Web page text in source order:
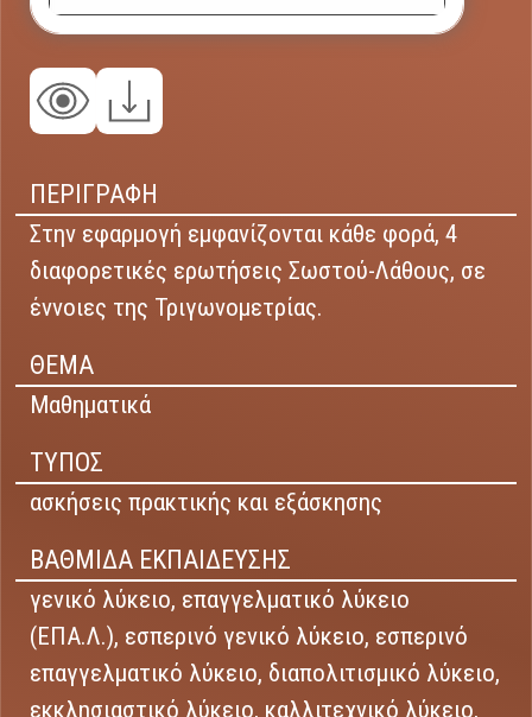
ΠΕΡΙΓΡΑΦΗ
Στην εφαρμογή εμφανίζονται κάθε φορά, 4
διαφορετικές ερωτήσεις Σωστού-Λάθους, σε
έννοιες της Τριγωνομετρίας.
ΘΕΜΑ
Μαθηματικά
ΤΥΠΟΣ
ασκήσεις πρακτικής και εξάσκησης
ΒΑΘΜΙΔΑ ΕΚΠΑΙΔΕΥΣΗΣ
γενικό λύκειο, επαγγελματικό λύκειο
(ΕΠΑ.Λ.), εσπερινό γενικό λύκειο, εσπερινό
επαγγελματικό λύκειο, διαπολιτισμικό λύκειο,
εκκλησιαστικό λύκειο, καλλιτεχνικό λύκειο,